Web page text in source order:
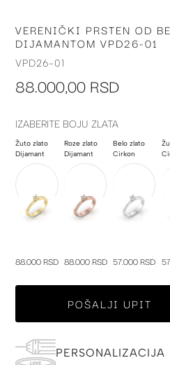
Skip
to
the
of
gallery
VERENIČKI PRSTEN OD
DIJAMANTOM VPD26-01
VPD26-01
88.000,00 RSD
IZABERITE BOJU ZLATA
Žuto zlato
Dijamant
88.000 RSD
Roze zlato
Dijamant
88.000 RSD
Belo zlato
Cirkon
57.000 RSD
POŠALJI UPIT
PERSONALIZACIJA